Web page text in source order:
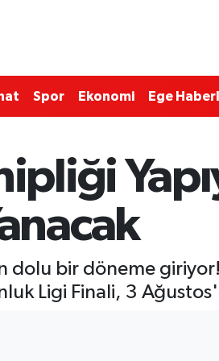
Spor Ekonomi Ege
bir döneme giriyor!
Ligi Finali, 3